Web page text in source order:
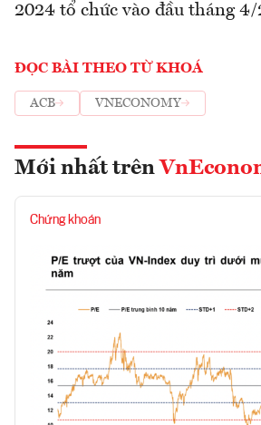
2024 tổ chức vào đầu tháng 4/
ĐỌC BÀI THEO TỪ KHOÁ
ACB VNECONOMY
Mới nhất trên
Chứng khoán